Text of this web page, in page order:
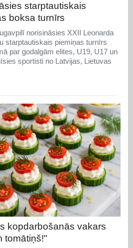
starptautiskais
boksa turnīrs
norisināsies XXII Leonarda
starptautiskais piemiņas turnīrs
par godalgām elites, U19, U17 un
sportisti no Latvijas, Lietuvas
kopdarbošanās vakars
tomātiņš!"